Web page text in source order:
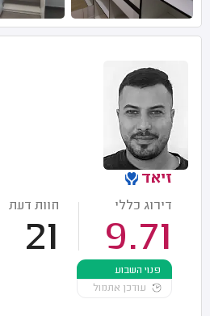
זיאד
דירוג כללי
9.71
חוות דעת
21
פנוי השבוע
עודכן אתמול